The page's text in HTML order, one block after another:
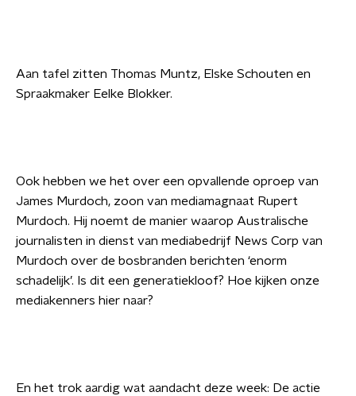
Aan tafel zitten Thomas Muntz, Elske Schouten en
Spraakmaker Eelke Blokker.
Ook hebben we het over een opvallende oproep van
James Murdoch, zoon van mediamagnaat Rupert
Murdoch. Hij noemt de manier waarop Australische
journalisten in dienst van mediabedrijf News Corp van
Murdoch over de bosbranden berichten ‘enorm
schadelijk’. Is dit een generatiekloof? Hoe kijken onze
mediakenners hier naar?
En het trok aardig wat aandacht deze week: De actie